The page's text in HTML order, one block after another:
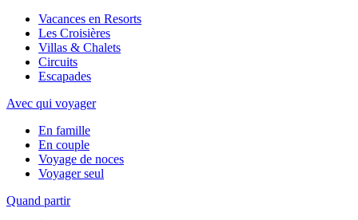
Vacances en Resorts
Les Croisières
Villas & Chalets
Circuits
Escapades
Avec qui voyager
En famille
En couple
Voyage de noces
Voyager seul
Quand partir